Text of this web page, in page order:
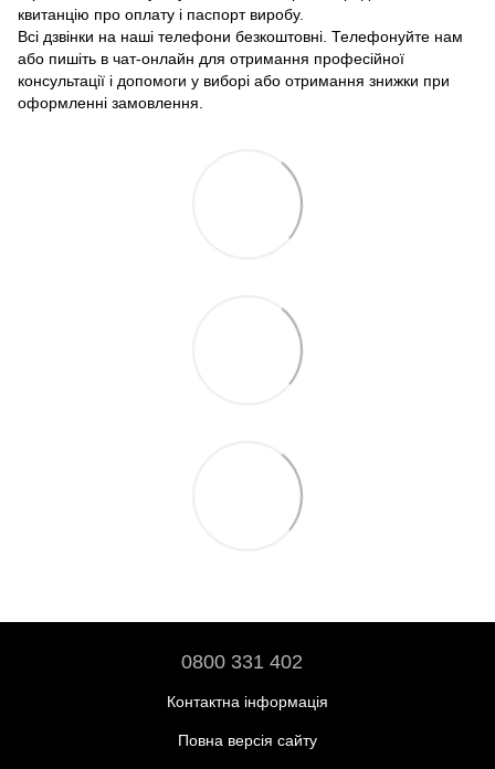
квитанцію про оплату і паспорт виробу.
Всі дзвінки на наші телефони безкоштовні. Телефонуйте нам
або пишіть в чат-онлайн для отримання професійної
консультації і допомоги у виборі або отримання знижки при
оформленні замовлення.
0800 331 402
Контактна інформація
Повна версія сайту